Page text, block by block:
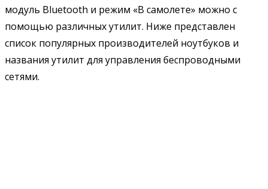
модуль Bluetooth и режим «В самолете» можно с
помощью различных утилит. Ниже представлен
список популярных производителей ноутбуков и
названия утилит для управления беспроводными
сетями.